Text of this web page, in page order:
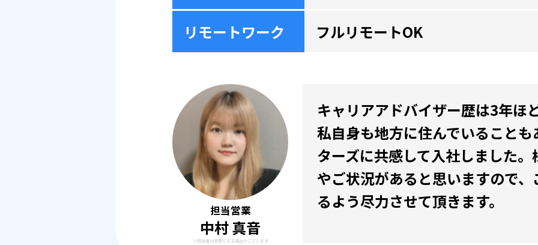
リモートワーク フルリモートOK
担当営業
中村 真音
※担当者は変更になる場合がございます
キャリアアドバイザー歴は3年ほ
私自身も地方に住んでいること
ターズに共感して入社しました
やご状況があると思いますので
るよう尽力させて頂きます。